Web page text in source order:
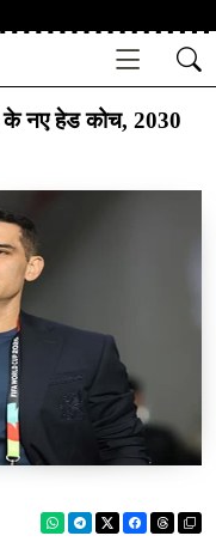
के नए हेड कोच, 2030